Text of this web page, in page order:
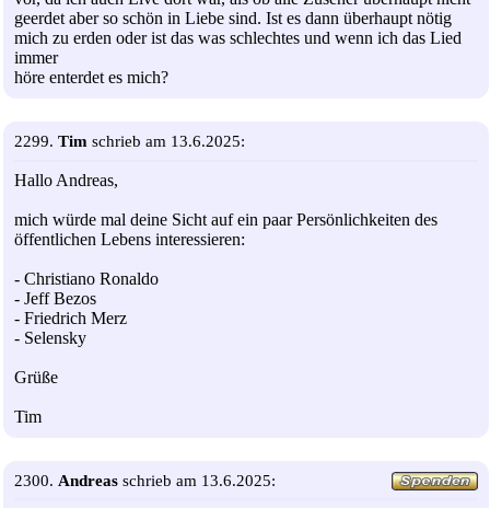
geerdet aber so schön in Liebe sind. Ist es dann überhaupt nötig
mich zu erden oder ist das was schlechtes und wenn ich das Lied
immer
höre enterdet es mich?
2299. Tim schrieb am 13.6.2025:
Hallo Andreas,
mich würde mal deine Sicht auf ein paar Persönlichkeiten des
öffentlichen Lebens interessieren:
- Christiano Ronaldo
- Jeff Bezos
- Friedrich Merz
- Selensky
Grüße
Tim
2300. Andreas schrieb am 13.6.2025: